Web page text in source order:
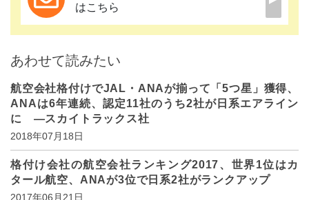
はこちら
あわせて読みたい
航空会社格付けでJAL・ANAが揃って「5つ星」獲得、
ANAは6年連続、認定11社のうち2社が日系エアライン
に ―スカイトラックス社
2018年07月18日
格付け会社の航空会社ランキング2017、世界1位はカ
タール航空、ANAが3位で日系2社がランクアップ
2017年06月21日